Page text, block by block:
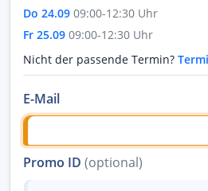
Do 24.09 09:00-12:30 Uhr
Fr 25.09 09:00-12:30 Uhr
Nicht der passende Termin?
E-Mail
Promo ID (optional)